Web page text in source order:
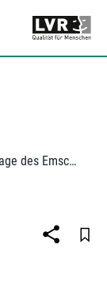
Die Lage des Emscherweges zwischen Autobahn und Ruhrschnellweg